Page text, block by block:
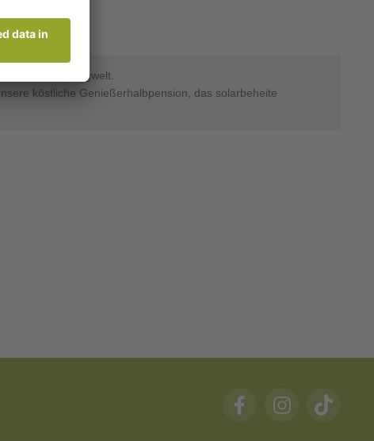
Bergwelt.
köstliche Genießerhalbpension, das solarbeheite